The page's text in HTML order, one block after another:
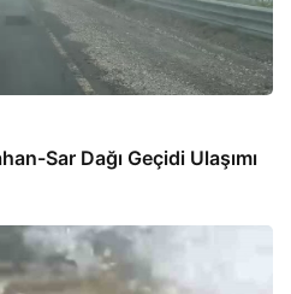
Sar Dağı Geçidi Ulaşımı